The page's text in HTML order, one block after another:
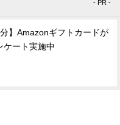
- PR -
】Amazonギフトカードが
ケート実施中